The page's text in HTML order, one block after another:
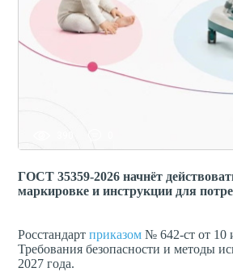
ГОСТ 35359-2026 начнёт
маркировке и инструкции для
Росстандарт приказом № 642-ст от 10
Требования безопасности и методы
2027 года.